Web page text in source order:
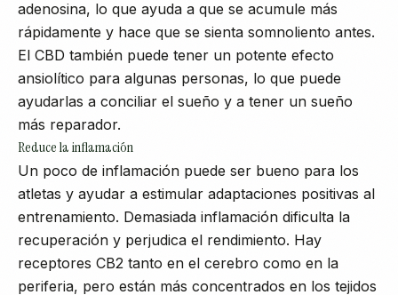
adenosina, lo que ayuda a que se acumule más
rápidamente y hace que se sienta somnoliento antes.
El CBD también puede tener un potente efecto
ansiolítico para algunas personas, lo que puede
ayudarlas a conciliar el sueño y a tener un sueño
más reparador.
Reduce la inflamación
Un poco de inflamación puede ser bueno para los
atletas y ayudar a estimular adaptaciones positivas al
entrenamiento. Demasiada inflamación dificulta la
recuperación y perjudica el rendimiento. Hay
receptores CB2 tanto en el cerebro como en la
periferia, pero están más concentrados en los tejidos